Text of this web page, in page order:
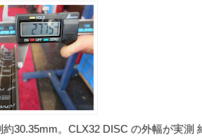
30.35mm。CLX32 DISC の外幅が実測